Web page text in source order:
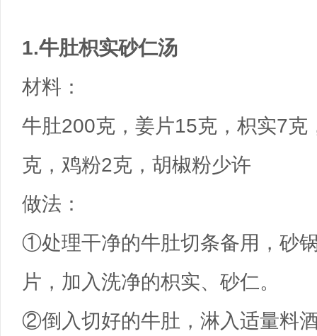
1.牛肚枳实砂仁汤
材料：
牛肚200克，姜片15克，枳实7
克，鸡粉2克，胡椒粉少许
做法：
①处理干净的牛肚切条备用，砂
片，加入洗净的枳实、砂仁。
②倒入切好的牛肚，淋入适量料